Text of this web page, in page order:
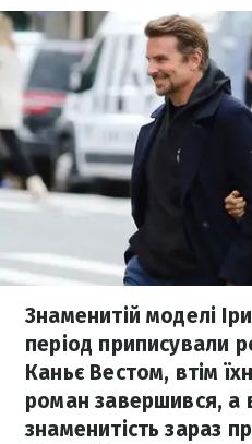
Знаменитій моделі
період приписували
Каньє Вестом, втім
роман завершився, а
знаменитість зараз